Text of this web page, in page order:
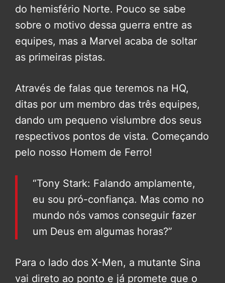
do hemisfério Norte. Pouco se sabe
sobre o motivo dessa guerra entre as
equipes, mas a Marvel acaba de soltar
as primeiras pistas.
Através de falas que teremos na HQ,
ditas por um membro das três equipes,
dando um pequeno vislumbre dos seus
respectivos pontos de vista. Começando
pelo nosso Homem de Ferro!
“Tony Stark: Falando amplamente,
eu sou pró-confiança. Mas como no
mundo nós vamos conseguir fazer
um Deus em algumas horas?”
Para o lado dos X-Men, a mutante Sina
vai direto ao ponto e já promete que o